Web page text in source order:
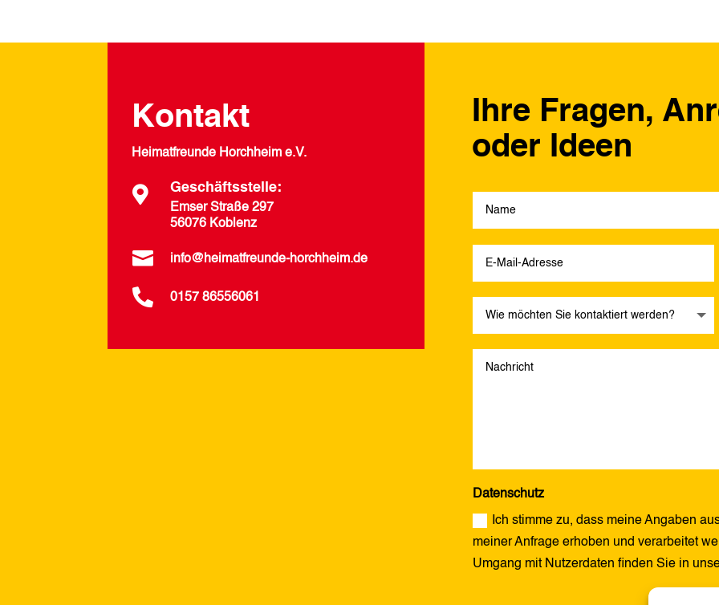
Kontakt
Heimatfreunde Horchheim e.V.
 Geschäftsstelle:
Emser Straße 297
56076 Koblenz
 info@heimatfreunde-horchheim.de
 0157 86556061
Ihre Fragen,
oder Ideen
Datenschutz
Ich stimme zu, dass meine Angaben
meiner Anfrage erhoben und verarbeitet
Umgang mit Nutzerdaten finden Sie in